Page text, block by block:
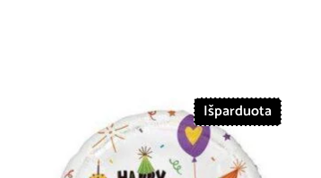
Išparduota